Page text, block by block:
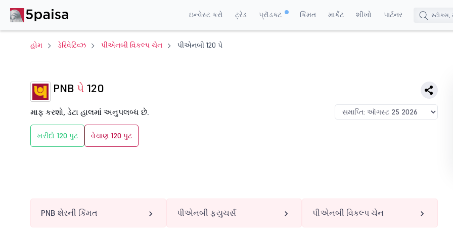
ઇન્વેસ્ટ કરો ટ્રેડ પ્રૉડક્ટ કિંમત માર્કેટ શીખો પાર્ટનર
હોમ ડેરિવેટિવ્ઝ પીએનબી વિકલ્પ ચેન પીએનબી 120 પે
PNB પે 120
માફ કરશો, ડેટા હાલમાં અનુપલબ્ધ છે.
ખરીદો 120 પુટ વેચાણ 120 પુટ
PNB શેરની કિંમત પીએનબી ફ્યુચર્સ પીએનબી વિકલ્પ ચેન